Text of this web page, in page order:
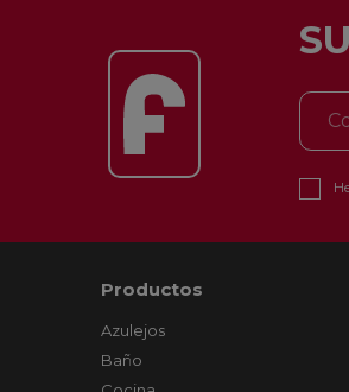
Productos
Azulejos
Baño